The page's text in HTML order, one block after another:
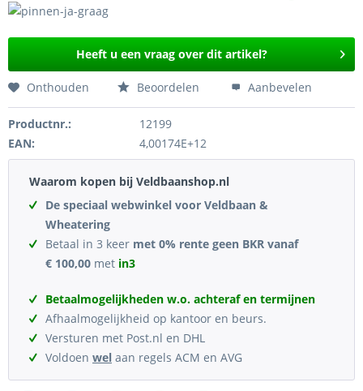
Heeft u een vraag over dit artikel?
Onthouden Beoordelen Aanbevelen
Productnr.:
12199
EAN:
4,00174E+12
Waarom kopen bij Veldbaanshop.nl
De speciaal webwinkel voor Veldbaan &
Wheatering
Betaal in 3 keer met 0% rente geen BKR vanaf
€ 100,00 met in3
Betaalmogelijkheden w.o. achteraf en termijnen
Afhaalmogelijkheid op kantoor en beurs.
Versturen met Post.nl en DHL
Voldoen wel aan regels ACM en AVG